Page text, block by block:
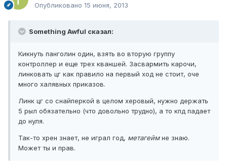
Опубликовано 15 июня, 2013
Something Awful сказал:
Кикнуть панголин один, взять во вторую группу
контроллер и еще трех кваншей. Засвармить карочи,
линковать цг как правило на первый ход не стоит, оче
много халявных приказов.
Линк цг со снайперкой в целом херовый, нужно держать
5 рыл обязательно (что довольно трудно), а то кпд падает
до нуля.
Так-то хрен знает, не играл год, метагеймне знаю.
Может ты и прав.